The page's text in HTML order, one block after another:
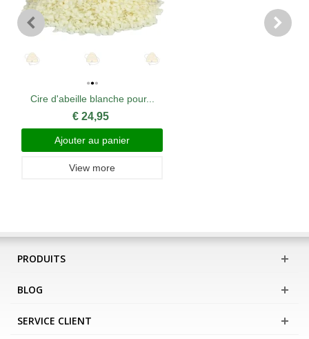
Cire d'abeille blanche pour...
€ 24,95
Ajouter au panier
View more
PRODUITS
BLOG
SERVICE CLIENT